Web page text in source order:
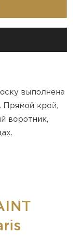
выполнена
Прямой крой,
воротник,